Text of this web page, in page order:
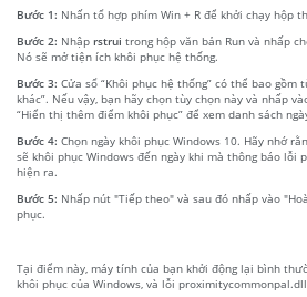
Bước 1: Nhấn tổ hợp phím Win + R để khởi chạy hộp
Bước 2: Nhập rstrui trong hộp văn bản Run và nhấp
Nó sẽ mở tiện ích khôi phục hệ thống.
Bước 3: Cửa sổ “Khôi phục hệ thống” có thể bao gồm
khác”. Nếu vậy, bạn hãy chọn tùy chọn này và nhấp
“Hiển thị thêm điểm khôi phục” để xem danh sách
Bước 4: Chọn ngày khôi phục Windows 10. Hãy nhớ
sẽ khôi phục Windows đến ngày khi mà thông báo lỗi
hiện ra.
Bước 5: Nhấp nút "Tiếp theo" và sau đó nhấp vào
phục.
Tại điểm này, máy tính của bạn khởi động lại bình
khôi phục của Windows, và lỗi